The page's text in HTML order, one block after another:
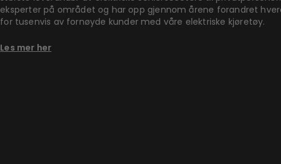
eksperter på området og har opp gjennom årene forandret
for tusenvis av fornøyde kunder med våre elektriske kjøretøy.
Les mer her